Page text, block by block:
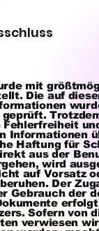
mit
Die auf
Fehlerfreiheit
Informationen
Haftung für
aus der
wird
auf Vorsatz
Der
Gebrauch der
Sofern von
verwiesen